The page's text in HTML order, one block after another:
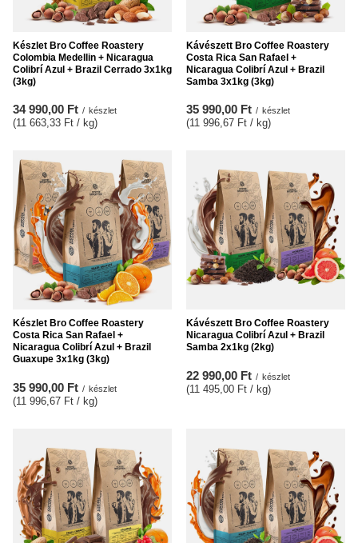
Készlet Bro Coffee Roastery
Colombia Medellin + Nicaragua
Colibrí Azul + Brazil Cerrado 3x1kg
(3kg)
34 990,00 Ft / készlet
(11 663,33 Ft / kg)
Kávészett Bro Coffee Roastery
Costa Rica San Rafael +
Nicaragua Colibrí Azul + Brazil
Samba 3x1kg (3kg)
35 990,00 Ft / készlet
(11 996,67 Ft / kg)
Készlet Bro Coffee Roastery
Costa Rica San Rafael +
Nicaragua Colibrí Azul + Brazil
Guaxupe 3x1kg (3kg)
35 990,00 Ft / készlet
(11 996,67 Ft / kg)
Kávészett Bro Coffee Roastery
Nicaragua Colibrí Azul + Brazil
Samba 2x1kg (2kg)
22 990,00 Ft / készlet
(11 495,00 Ft / kg)